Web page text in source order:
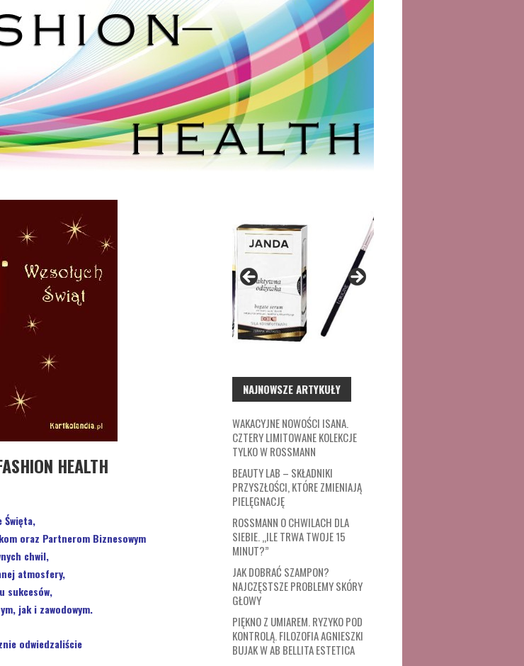
HEALTH
Święta,
oraz Partnerom Biznesowym
chwil,
atmosfery,
sukcesów,
jak i zawodowym.
odwiedzaliście
NAJNOWSZE ARTYKUŁY
WAKACYJNE NOWOŚCI ISANA.
CZTERY LIMITOWANE KOLEKCJE
TYLKO W ROSSMANN
BEAUTY LAB – SKŁADNIKI
PRZYSZŁOŚCI, KTÓRE ZMIENIAJĄ
PIELĘGNACJĘ
ROSSMANN O CHWILACH DLA
SIEBIE. „ILE TRWA TWOJE 15
MINUT?”
JAK DOBRAĆ SZAMPON?
NAJCZĘSTSZE PROBLEMY SKÓRY
GŁOWY
PIĘKNO Z UMIAREM. RYZYKO POD
KONTROLĄ. FILOZOFIA AGNIESZKI
BUJAK W AB BELLITA ESTETICA